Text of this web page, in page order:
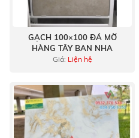
GẠCH 100×100 ĐÁ MỜ
HÀNG TÂY BAN NHA
Giá: Liện hệ